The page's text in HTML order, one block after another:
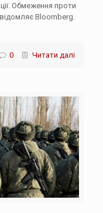
Обмеження проти
Bloomberg.
0 Читати далі